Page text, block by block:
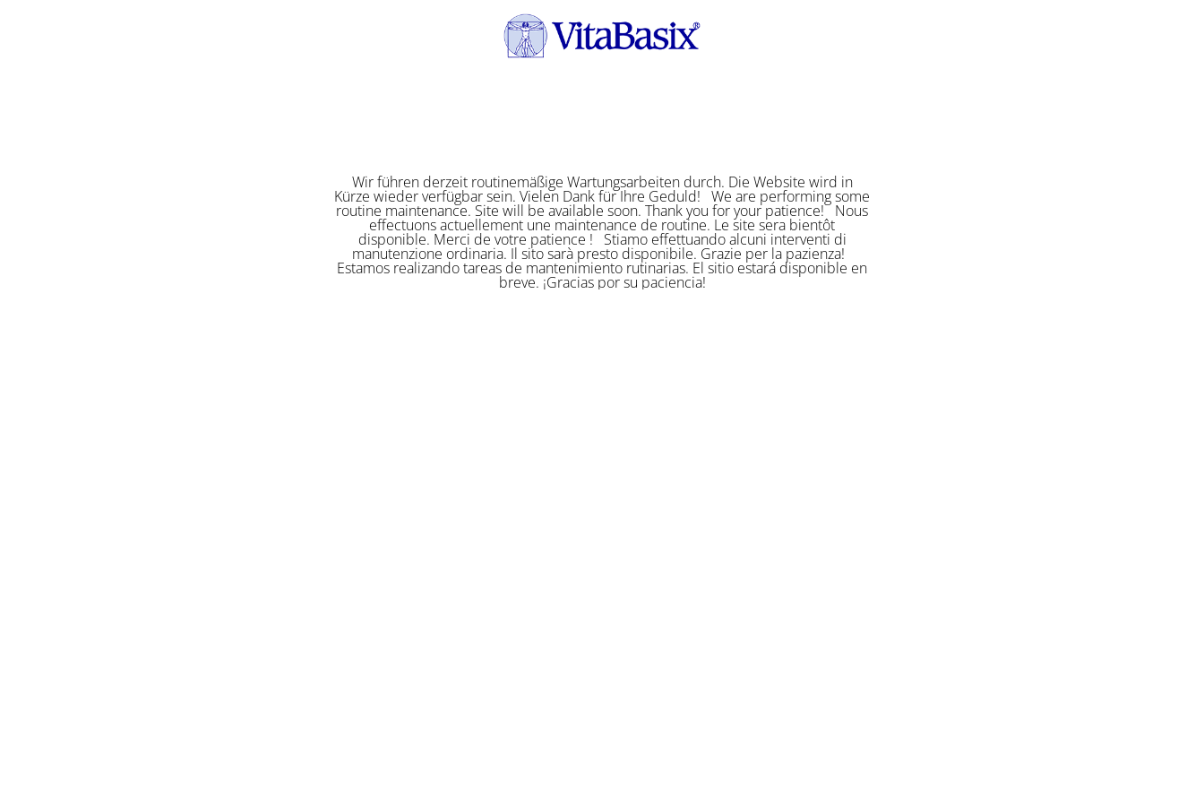
Wir führen derzeit routinemäßige Wartungsarbeiten durch. Die Website wird in
Kürze wieder verfügbar sein. Vielen Dank für Ihre Geduld! We are performing some
routine maintenance. Site will be available soon. Thank you for your patience! Nous
effectuons actuellement une maintenance de routine. Le site sera bientôt
disponible. Merci de votre patience ! Stiamo effettuando alcuni interventi di
manutenzione ordinaria. Il sito sarà presto disponibile. Grazie per la pazienza!
Estamos realizando tareas de mantenimiento rutinarias. El sitio estará disponible en
breve. ¡Gracias por su paciencia!